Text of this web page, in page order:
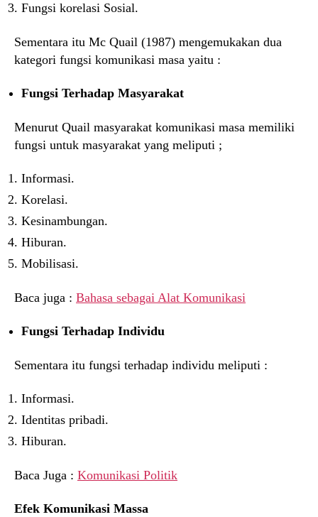
Fungsi korelasi Sosial.
Sementara itu Mc Quail (1987) mengemukakan dua
kategori fungsi komunikasi masa yaitu :
Fungsi Terhadap Masyarakat
Menurut Quail masyarakat komunikasi masa memiliki
fungsi untuk masyarakat yang meliputi ;
Informasi.
Korelasi.
Kesinambungan.
Hiburan.
Mobilisasi.
Baca juga : Bahasa sebagai Alat Komunikasi
Fungsi Terhadap Individu
Sementara itu fungsi terhadap individu meliputi :
Informasi.
Identitas pribadi.
Hiburan.
Baca Juga : Komunikasi Politik
Efek Komunikasi Massa